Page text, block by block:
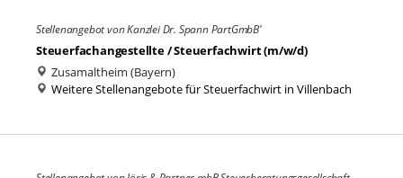
Stellenangebot von Kanzlei Dr. Spann PartGmbB'
Steuerfachangestellte / Steuerfachwirt (m/w/d)
Zusamaltheim (Bayern)
Weitere Stellenangebote für Steuerfachwirt in Villenbach